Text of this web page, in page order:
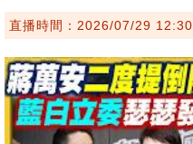
直播時間：2026/07/29 12:30